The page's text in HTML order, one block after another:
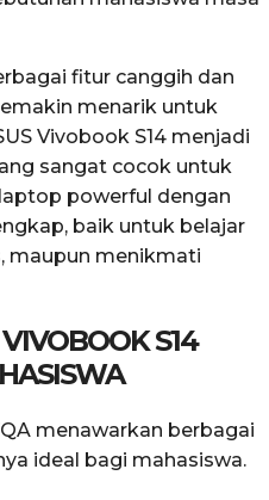
fitur canggih dan
menarik untuk
Vivobook S14 menjadi
sangat cocok untuk
powerful dengan
baik untuk belajar
maupun menikmati
S14
menawarkan berbagai
ideal bagi mahasiswa.